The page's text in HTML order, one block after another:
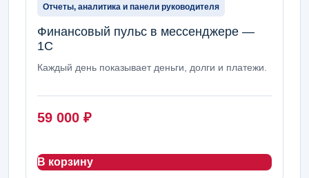
Отчеты, аналитика и панели руководителя
Финансовый пульс в мессенджере —
1С
Каждый день показывает деньги, долги и платежи.
59 000 ₽
В корзину